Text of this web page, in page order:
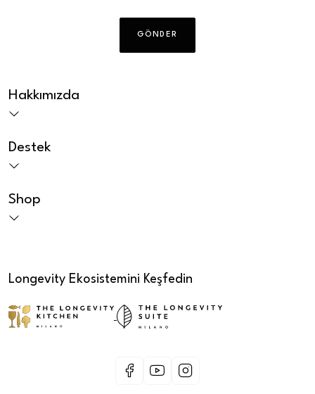
Hakkımızda
Destek
Shop
Longevity Ekosistemini Keşfedin